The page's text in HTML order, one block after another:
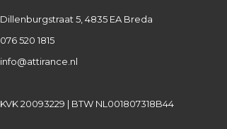
Dillenburgstraat 5, 4835 EA Breda
076 520 1815
info@attirance.nl
KVK 20093229 | BTW NL001807318B44